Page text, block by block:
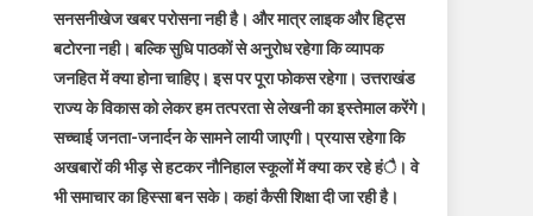
सनसनीखेज खबर परोसना नही है। और मात्र लाइक और हिट्स
बटोरना नही। बल्कि सुधि पाठकों से अनुरोध रहेगा कि व्यापक
जनहित में क्या होना चाहिए। इस पर पूरा फोकस रहेगा। उत्तराखंड
राज्य के विकास को लेकर हम तत्परता से लेखनी का इस्तेमाल करेंगे।
सच्चाई जनता-जनार्दन के सामने लायी जाएगी। प्रयास रहेगा कि
अखबारों की भीड़ से हटकर नौनिहाल स्कूलों में क्या कर रहे हंै। वे
भी समाचार का हिस्सा बन सके। कहां कैसी शिक्षा दी जा रही है।